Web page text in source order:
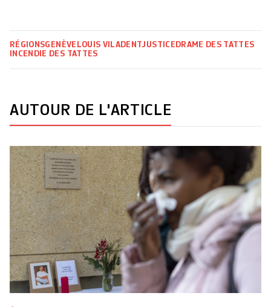
RÉGIONSGENÈVE LOUIS VILADENTJUSTICE DRAME DES TATTES
INCENDIE DES TATTES
AUTOUR DE L'ARTICLE